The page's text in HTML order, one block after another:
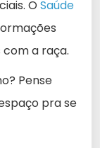
O Saúde
a raça.
Pense
pra se